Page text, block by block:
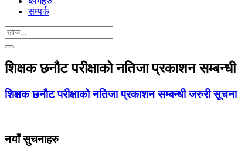
सम्पर्क
शिक्षक छनौट परीक्षाको नतिजा प्रकाशन
शिक्षक छनौट परीक्षाको नतिजा प्रकाशन सम्बन्धी जरुरी सूचना
नयाँ सुचनाहरु